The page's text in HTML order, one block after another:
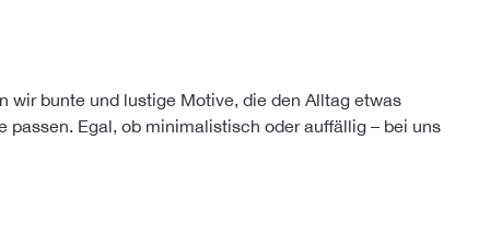
wir bunte und lustige Motive, die den Alltag etwas
Egal, ob minimalistisch oder auffällig – bei uns